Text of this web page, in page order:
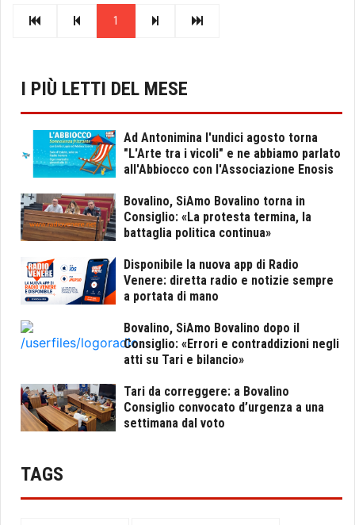
1
I PIÙ LETTI DEL MESE
Ad Antonimina l'undici agosto torna
"L'Arte tra i vicoli" e ne abbiamo parlato
all'Abbiocco con l'Associazione Enosis
Bovalino, SiAmo Bovalino torna in
Consiglio: «La protesta termina, la
battaglia politica continua»
Disponibile la nuova app di Radio
Venere: diretta radio e notizie sempre
a portata di mano
Bovalino, SiAmo Bovalino dopo il
Consiglio: «Errori e contraddizioni negli
atti su Tari e bilancio»
Tari da correggere: a Bovalino
Consiglio convocato d’urgenza a una
settimana dal voto
TAGS